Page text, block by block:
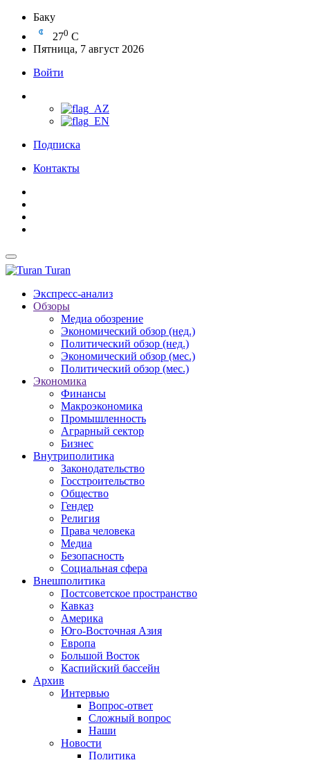
Баку
270 C
Пятница, 7 август 2026
Войти
Подписка
Контакты
Turan
Экспресс-анализ
Обзоры
Медиа обозрение
Экономический обзор (нед.)
Политический обзор (нед.)
Экономический обзор (мес.)
Политический обзор (мес.)
Экономика
Финансы
Макроэкономика
Промышленность
Аграрный сектор
Бизнес
Внутриполитика
Законодательство
Госстроительство
Общество
Гендер
Религия
Права человека
Медиа
Безопасность
Социальная сфера
Внешполитика
Постсоветское пространство
Кавказ
Америка
Юго-Восточная Азия
Европа
Большой Восток
Каспийский бассейн
Архив
Интервью
Вопрос-ответ
Сложный вопрос
Наши
Новости
Политика